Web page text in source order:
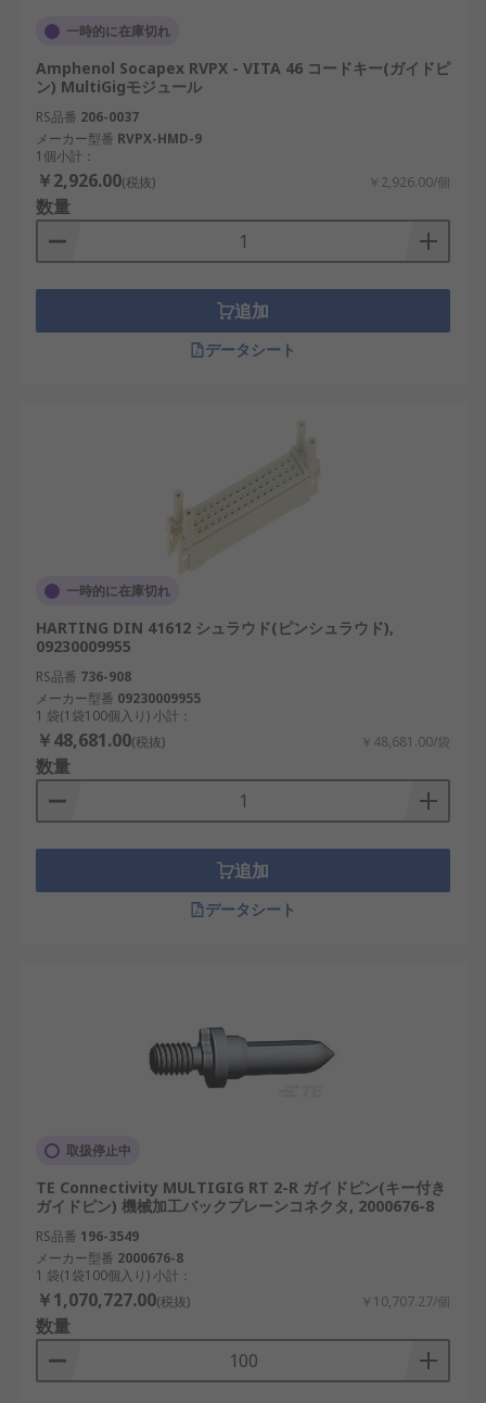
一時的に在庫切れ
Amphenol Socapex RVPX - VITA 46 コードキー(ガイドピ
ン) MultiGigモジュール
RS品番 206-0037
メーカー型番 RVPX-HMD-9
1個小計：
￥2,926.00(税抜) ￥2,926.00/個
数量
追加
データシート
一時的に在庫切れ
HARTING DIN 41612 シュラウド(ピンシュラウド),
09230009955
RS品番 736-908
メーカー型番 09230009955
1 袋(1袋100個入り) 小計：
￥48,681.00(税抜) ￥48,681.00/袋
数量
追加
データシート
取扱停止中
TE Connectivity MULTIGIG RT 2-R ガイドピン(キー付き
ガイドピン) 機械加工バックプレーンコネクタ, 2000676-8
RS品番 196-3549
メーカー型番 2000676-8
1 袋(1袋100個入り) 小計：
￥1,070,727.00(税抜) ￥10,707.27/個
数量